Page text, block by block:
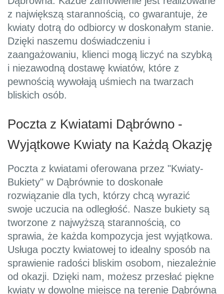
z największą starannością, co gwarantuje, że
kwiaty dotrą do odbiorcy w doskonałym stanie.
Dzięki naszemu doświadczeniu i
zaangażowaniu, klienci mogą liczyć na szybką
i niezawodną dostawę kwiatów, które z
pewnością wywołają uśmiech na twarzach
bliskich osób.
Poczta z Kwiatami Dąbrówno -
Wyjątkowe Kwiaty na Każdą Okazję
Poczta z kwiatami oferowana przez "Kwiaty-
Bukiety" w Dąbrównie to doskonałe
rozwiązanie dla tych, którzy chcą wyrazić
swoje uczucia na odległość. Nasze bukiety są
tworzone z najwyższą starannością, co
sprawia, że każda kompozycja jest wyjątkowa.
Usługa poczty kwiatowej to idealny sposób na
sprawienie radości bliskim osobom, niezależnie
od okazji. Dzięki nam, możesz przesłać piękne
kwiaty w dowolne miejsce na terenie Dąbrówna